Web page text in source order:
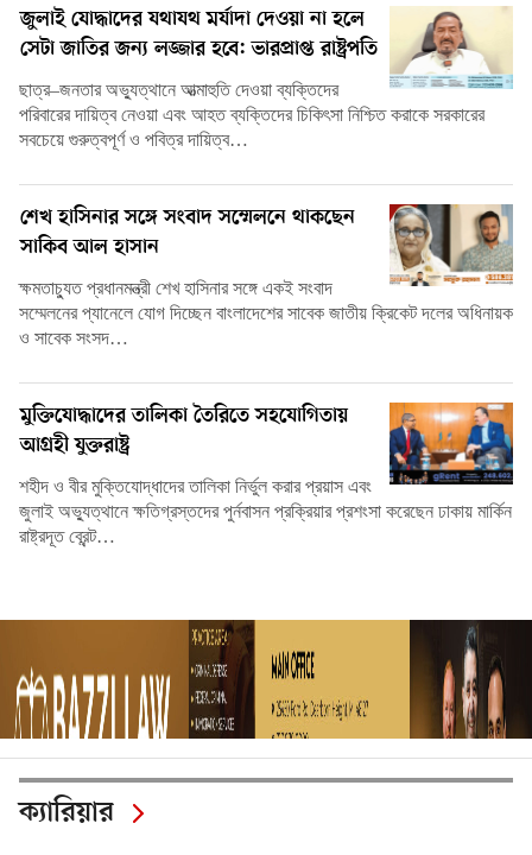
জুলাই যোদ্ধাদের যথাযথ মর্যাদা দেওয়া না হলে
সেটা জাতির জন্য লজ্জার হবে: ভারপ্রাপ্ত রাষ্ট্রপতি
ছাত্র–জনতার অভ্যুত্থানে আত্মাহুতি দেওয়া ব্যক্তিদের
পরিবারের দায়িত্ব নেওয়া এবং আহত ব্যক্তিদের চিকিৎসা নিশ্চিত করাকে সরকারের
সবচেয়ে গুরুত্বপূর্ণ ও পবিত্র দায়িত্ব…
শেখ হাসিনার সঙ্গে সংবাদ সম্মেলনে থাকছেন
সাকিব আল হাসান
ক্ষমতাচ্যুত প্রধানমন্ত্রী শেখ হাসিনার সঙ্গে একই সংবাদ
সম্মেলনের প্যানেলে যোগ দিচ্ছেন বাংলাদেশের সাবেক জাতীয় ক্রিকেট দলের অধিনায়ক
ও সাবেক সংসদ…
মুক্তিযোদ্ধাদের তালিকা তৈরিতে সহযোগিতায়
আগ্রহী যুক্তরাষ্ট্র
শহীদ ও বীর মুক্তিযোদ্ধাদের তালিকা নির্ভুল করার প্রয়াস এবং
জুলাই অভ্যুত্থানে ক্ষতিগ্রস্তদের পুর্নবাসন প্রক্রিয়ার প্রশংসা করেছেন ঢাকায় মার্কিন
রাষ্ট্রদূত ব্রেন্ট…
ক্যারিয়ার